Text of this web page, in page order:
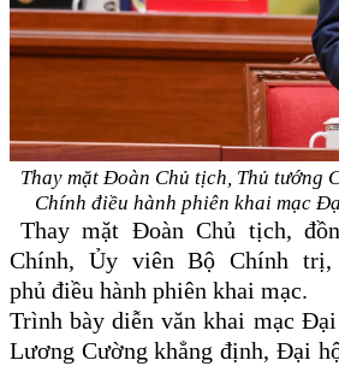
Thay mặt Đoàn Chủ tịch, Thủ tướng
Chính điều hành phiên khai mạc
Thay mặt Đoàn Chủ tịch,
Chính, Ủy viên Bộ Chính trị,
phủ điều hành phiên khai mạc.
Trình bày diễn văn khai mạc
Lương Cường khẳng định, Đại